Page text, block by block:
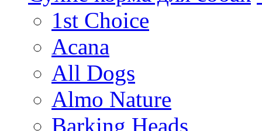
1st Choice
Acana
All Dogs
Almo Nature
Barking Heads